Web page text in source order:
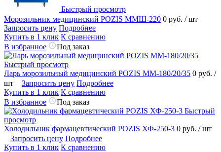
Быстрый просмотр
Морозильник медицинский POZIS ММШ-220 0 руб. / шт
Запросить цену Подробнее
Купить в 1 клик К сравнению
В избранное
Под заказ
Быстрый просмотр
Ларь морозильный медицинский POZIS ММ-180/20/35 0 руб. /
шт
Запросить цену Подробнее
Купить в 1 клик К сравнению
В избранное
Под заказ
Быстрый
просмотр
Холодильник фармацевтический POZIS ХФ-250-3 0 руб. / шт
Запросить цену Подробнее
Купить в 1 клик К сравнению